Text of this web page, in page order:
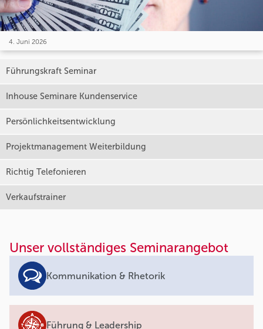
4. Juni 2026
Führungskraft Seminar
Inhouse Seminare Kundenservice
Persönlichkeitsentwicklung
Projektmanagement Weiterbildung
Richtig Telefonieren
Verkaufstrainer
Unser vollständiges Seminarangebot
Kommunikation & Rhetorik
Führung & Leadership